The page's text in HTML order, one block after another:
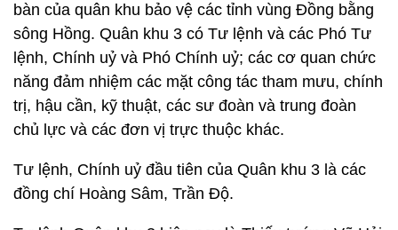
bàn của quân khu bảo vệ các tỉnh vùng Đồng bằng
sông Hồng. Quân khu 3 có Tư lệnh và các Phó Tư
lệnh, Chính uỷ và Phó Chính uỷ; các cơ quan chức
năng đảm nhiệm các mặt công tác tham mưu, chính
trị, hậu cần, kỹ thuật, các sư đoàn và trung đoàn
chủ lực và các đơn vị trực thuộc khác.
Tư lệnh, Chính uỷ đầu tiên của Quân khu 3 là các
đồng chí Hoàng Sâm, Trần Độ.